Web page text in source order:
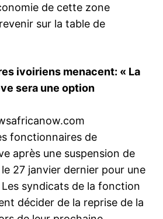
de cette zone
sur la table de
ivoiriens menacent: « La
sera une option
fonctionnaires de
après une suspension de
27 janvier dernier pour une
Les syndicats de la fonction
décider de la reprise de la